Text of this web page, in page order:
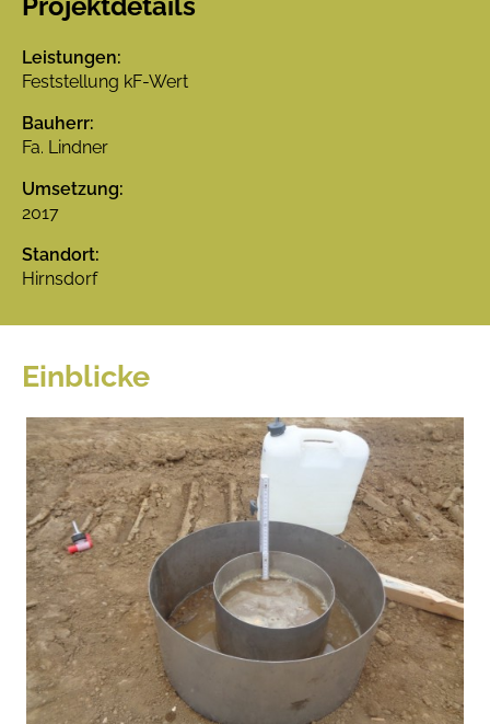
Leistungen:
Feststellung kF-Wert
Bauherr:
Fa. Lindner
Umsetzung:
2017
Standort:
Hirnsdorf
Einblicke